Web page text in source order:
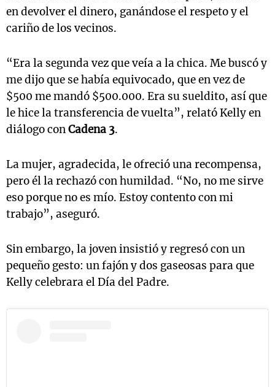
en devolver el dinero, ganándose el respeto y el
cariño de los vecinos.
“Era la segunda vez que veía a la chica. Me buscó y
me dijo que se había equivocado, que en vez de
$500 me mandó $500.000. Era su sueldito, así que
le hice la transferencia de vuelta”, relató Kelly en
diálogo conCadena 3.
La mujer, agradecida, le ofreció una recompensa,
pero él la rechazó con humildad. “No, no me sirve
eso porque no es mío. Estoy contento con mi
trabajo”, aseguró.
Sin embargo, la joven insistió y regresó con un
pequeño gesto: un fajón y dos gaseosas para que
Kelly celebrara el Día del Padre.